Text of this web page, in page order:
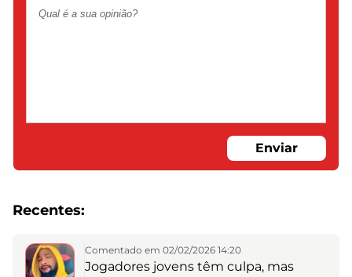
Enviar
Recentes:
Comentado em 02/02/2026 14:20
Jogadores jovens têm culpa, mas